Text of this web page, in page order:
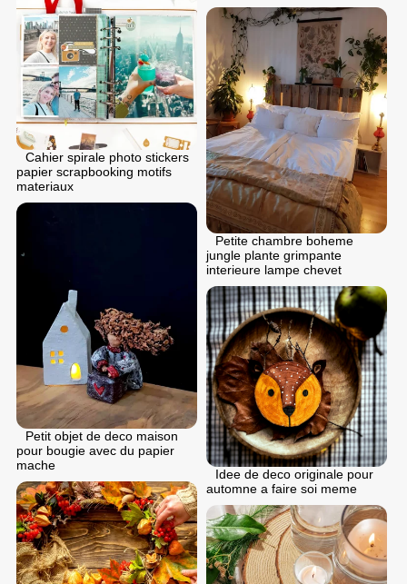
Cahier spirale photo stickers
papier scrapbooking motifs
materiaux
Petite chambre boheme
jungle plante grimpante
interieure lampe chevet
Petit objet de deco maison
pour bougie avec du papier
mache
Idee de deco originale pour
automne a faire soi meme